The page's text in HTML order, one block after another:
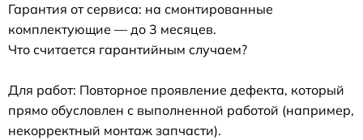
Гарантия от сервиса: на смонтированные
комплектующие — до 3 месяцев.
Что считается гарантийным случаем?
Для работ: Повторное проявление дефекта, который
прямо обусловлен с выполненной работой (например,
некорректный монтаж запчасти).